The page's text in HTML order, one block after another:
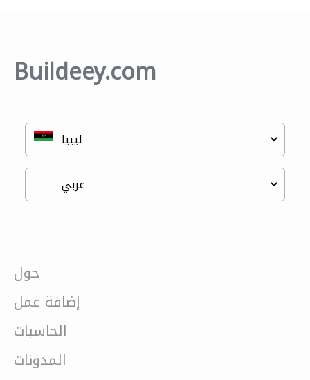
Buildeey.com
حول
إضافة عمل
الحاسبات
المدونات